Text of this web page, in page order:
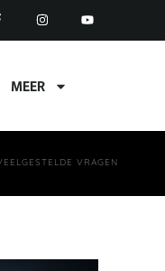
MEER
VRAGEN